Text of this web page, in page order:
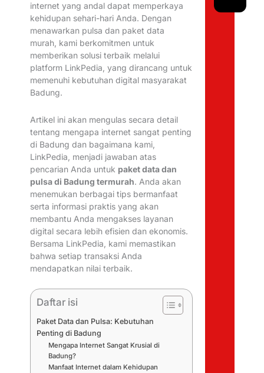
internet yang andal dapat memperkaya
kehidupan sehari-hari Anda. Dengan
menawarkan pulsa dan paket data
murah, kami berkomitmen untuk
memberikan solusi terbaik melalui
platform LinkPedia, yang dirancang untuk
memenuhi kebutuhan digital masyarakat
Badung.
Artikel ini akan mengulas secara detail
tentang mengapa internet sangat penting
di Badung dan bagaimana kami,
LinkPedia, menjadi jawaban atas
pencarian Anda untuk paket data dan
pulsa di Badung termurah. Anda akan
menemukan berbagai tips bermanfaat
serta informasi praktis yang akan
membantu Anda mengakses layanan
digital secara lebih efisien dan ekonomis.
Bersama LinkPedia, kami memastikan
bahwa setiap transaksi Anda
mendapatkan nilai terbaik.
Daftar isi
Paket Data dan Pulsa: Kebutuhan
Penting di Badung
Mengapa Internet Sangat Krusial di
Badung?
Manfaat Internet dalam Kehidupan